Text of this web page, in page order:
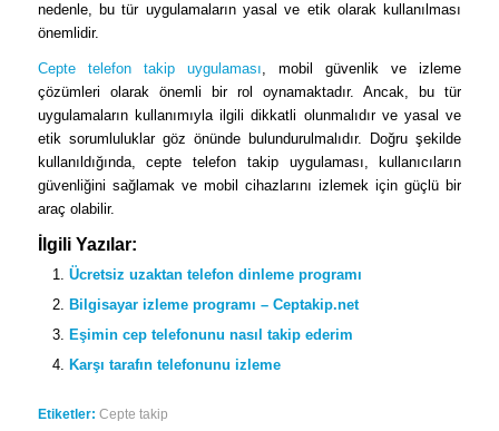
nedenle, bu tür uygulamaların yasal ve etik olarak kullanılması
önemlidir.
Cepte telefon takip uygulaması, mobil güvenlik ve izleme
çözümleri olarak önemli bir rol oynamaktadır. Ancak, bu tür
uygulamaların kullanımıyla ilgili dikkatli olunmalıdır ve yasal ve
etik sorumluluklar göz önünde bulundurulmalıdır. Doğru şekilde
kullanıldığında, cepte telefon takip uygulaması, kullanıcıların
güvenliğini sağlamak ve mobil cihazlarını izlemek için güçlü bir
araç olabilir.
İlgili Yazılar:
Ücretsiz uzaktan telefon dinleme programı
Bilgisayar izleme programı – Ceptakip.net
Eşimin cep telefonunu nasıl takip ederim
Karşı tarafın telefonunu izleme
Etiketler: Cepte takip